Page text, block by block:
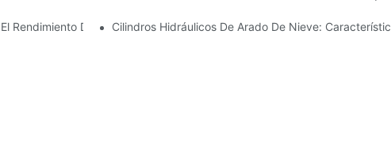
Rendimiento Del Cilindro HidráulicoCilindros Hidráulicos De Arado De Nieve: